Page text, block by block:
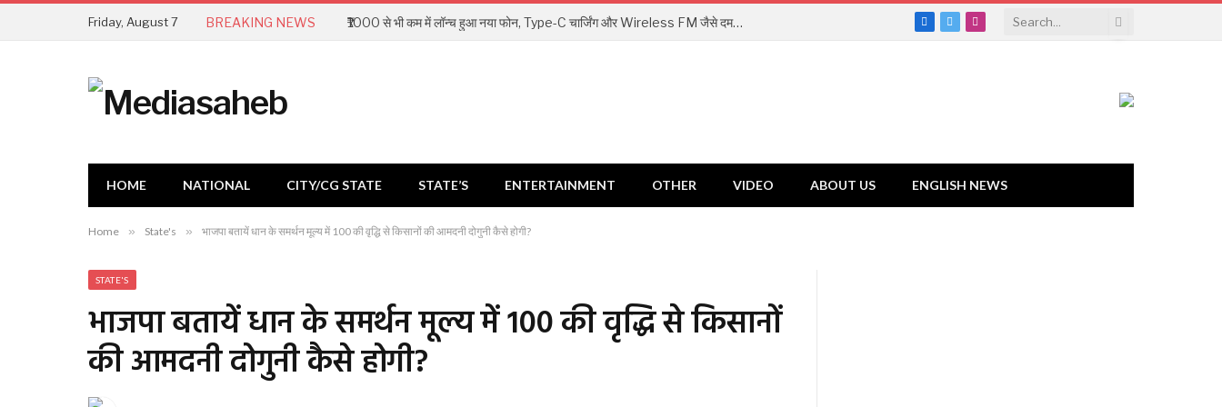
Friday, August 7 BREAKING NEWS ₹1000 से भी कम में लॉन्च हुआ नया फोन, Type-C चार्जिंग और Wireless FM जैसे दमदार फीचर्स
Facebook
TwitterInstagram
HOME NATIONAL CITY/CG STATE STATE’S ENTERTAINMENT OTHER VIDEO ABOUT US ENGLISH NEWS
Home » State's » भाजपा बतायें धान के समर्थन मूल्य में 100 की वृद्धि से किसानों की आमदनी दोगुनी कैसे होगी?
STATE'S
भाजपा बतायें धान के समर्थन मूल्य में 100 की वृद्धि से किसानों
की आमदनी दोगुनी कैसे होगी?